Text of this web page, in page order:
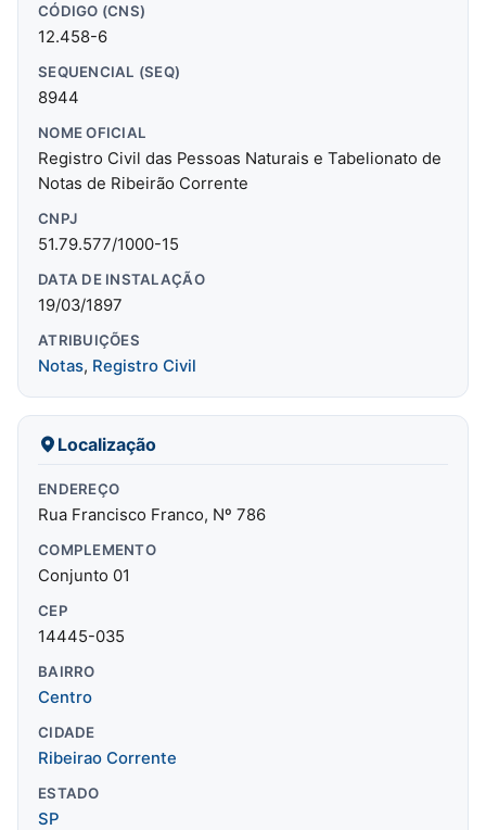
CÓDIGO (CNS)
12.458-6
SEQUENCIAL (SEQ)
8944
NOME OFICIAL
Registro Civil das Pessoas Naturais e Tabelionato de
Notas de Ribeirão Corrente
CNPJ
51.79.577/1000-15
DATA DE INSTALAÇÃO
19/03/1897
ATRIBUIÇÕES
Notas, Registro Civil
Localização
ENDEREÇO
Rua Francisco Franco, Nº 786
COMPLEMENTO
Conjunto 01
CEP
14445-035
BAIRRO
Centro
CIDADE
Ribeirao Corrente
ESTADO
SP